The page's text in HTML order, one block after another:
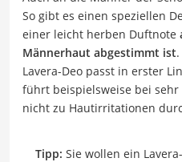
So gibt es einen speziellen
einer leicht herben Duftnote
Männerhaut abgestimmt ist
Lavera-Deo passt in erster
führt beispielsweise bei
nicht zu Hautirritationen
Tipp: Sie wollen ein